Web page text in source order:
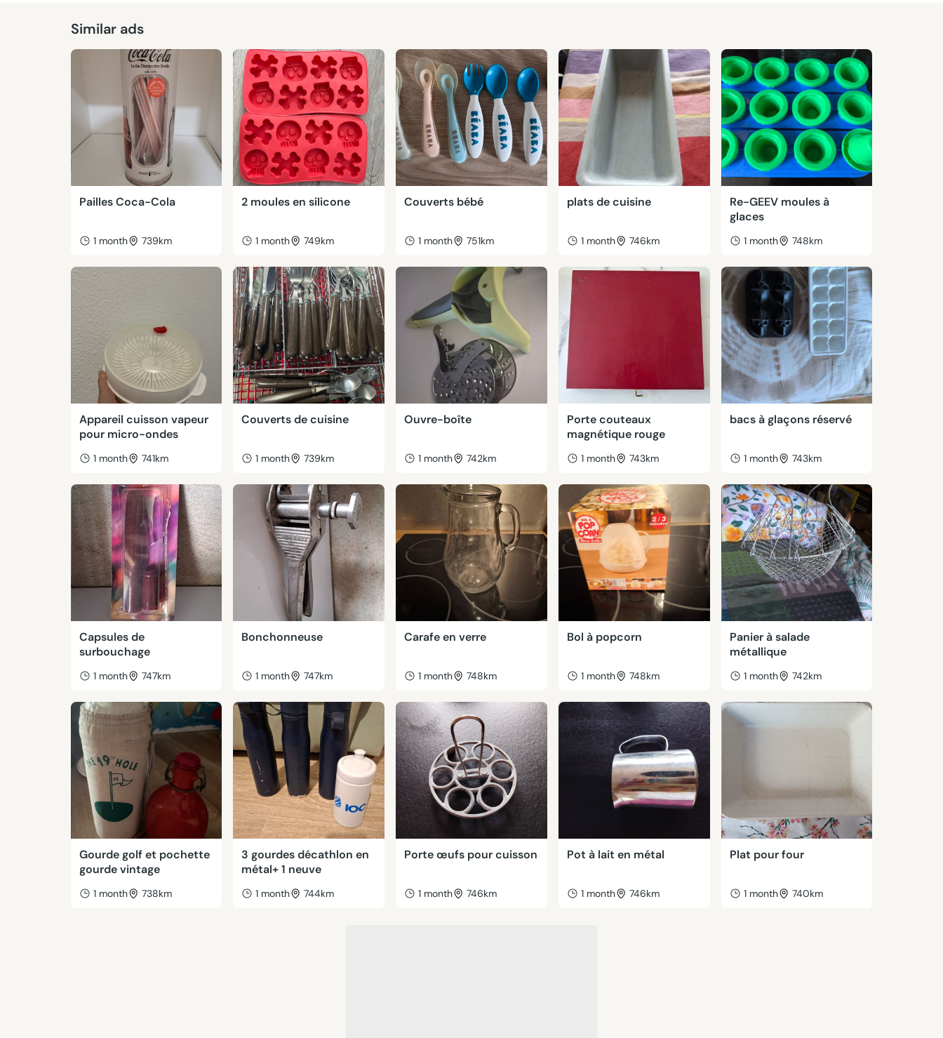
Similar ads
Pailles Coca-Cola
1 month 739km
2 moules en silicone
1 month 749km
Couverts bébé
1 month 751km
plats de cuisine
1 month 746km
Re-GEEV moules à
glaces
1 month 748km
Appareil cuisson vapeur
pour micro-ondes
1 month 741km
Couverts de cuisine
1 month 739km
Ouvre-boîte
1 month 742km
Porte couteaux
magnétique rouge
1 month 743km
bacs à glaçons réservé
1 month 743km
Capsules de
surbouchage
1 month 747km
Bonchonneuse
1 month 747km
Carafe en verre
1 month 748km
Bol à popcorn
1 month 748km
Panier à salade
métallique
1 month 742km
Gourde golf et pochette
gourde vintage
1 month 738km
3 gourdes décathlon en
métal+ 1 neuve
1 month 744km
Porte œufs pour cuisson
1 month 746km
Pot à lait en métal
1 month 746km
Plat pour four
1 month 740km